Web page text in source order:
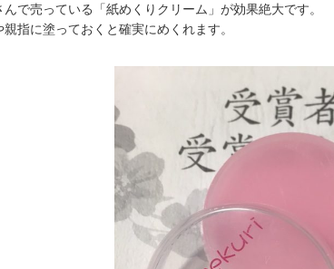
で売っている「紙めくりクリーム」が効果絶大です。
親指に塗っておくと確実にめくれます。